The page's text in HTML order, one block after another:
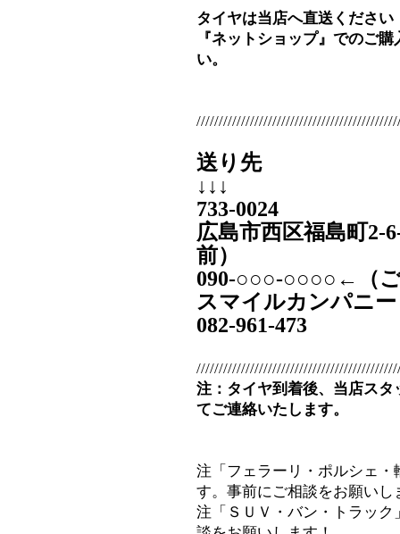
タイヤは当店へ直送ください
『ネットショップ』でのご
い。
送り先
↓↓↓
733-0024
広島市西区福島町
前）
090‐○○○-○○○○←（
スマイルカンパニー
082-961-473
注：タイヤ到着後、当店ス
てご連絡いたします。
注「フェラーリ・ポルシェ
す。事前にご相談をお願いし
注「ＳＵＶ・バン・トラッ